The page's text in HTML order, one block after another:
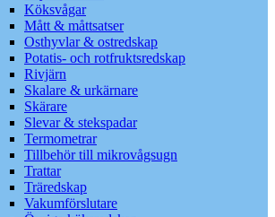
Köksvågar
Mått & måttsatser
Osthyvlar & ostredskap
Potatis- och rotfruktsredskap
Rivjärn
Skalare & urkärnare
Skärare
Slevar & stekspadar
Termometrar
Tillbehör till mikrovågsugn
Trattar
Träredskap
Vakumförslutare